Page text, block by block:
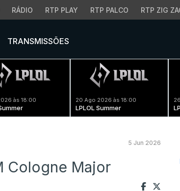
RÁDIO RTP PLAY RTP PALCO RTP ZIG
TRANSMISSÕES
às 18:00 20 Ago 2026 às 18:00
LPLOL Summer
5 Jun 2026
Cologne Major